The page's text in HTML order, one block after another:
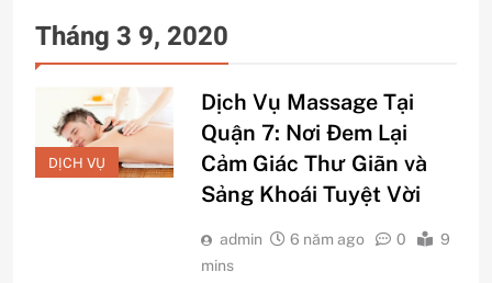
Tháng 3 9, 2020
DỊCH VỤ
Dịch Vụ Massage Tại
Quận 7: Nơi Đem Lại
Cảm Giác Thư Giãn và
Sảng Khoái Tuyệt Vời
admin 6 năm ago 0
9
mins